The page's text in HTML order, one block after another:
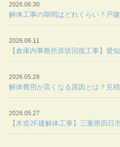
2026.06.30
解体工事の期間はどれくらい？戸
2026.06.11
【倉庫内事務所原状回復工事】愛
2026.05.28
解体費用が高くなる原因とは？見
2026.05.27
【木造2F建解体工事】三重県四日